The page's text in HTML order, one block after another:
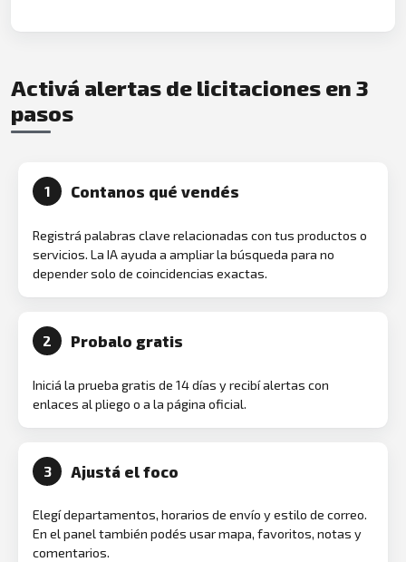
Activá alertas de licitaciones en 3
pasos
1 Contanos qué vendés
Registrá palabras clave relacionadas con tus productos o
servicios. La IA ayuda a ampliar la búsqueda para no
depender solo de coincidencias exactas.
2 Probalo gratis
Iniciá la prueba gratis de 14 días y recibí alertas con
enlaces al pliego o a la página oficial.
3 Ajustá el foco
Elegí departamentos, horarios de envío y estilo de correo.
En el panel también podés usar mapa, favoritos, notas y
comentarios.